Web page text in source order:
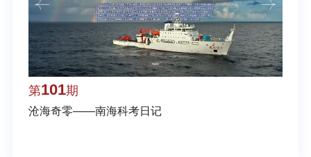
第101期
沧海奇零——南海科考日记